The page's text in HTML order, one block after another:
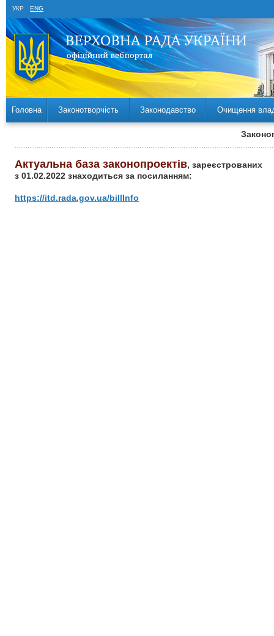
УКР ENG
Головна Законотворчість Законодавство Очищення
Актуальна база законопроектів, зареєстрованих
з 01.02.2022 знаходиться за посиланням:
https://itd.rada.gov.ua/billInfo